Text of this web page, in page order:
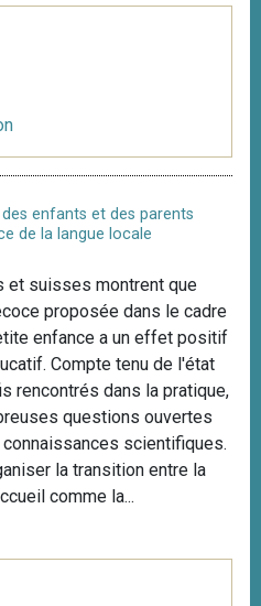
enfants et des parents
de la langue locale
et suisses montrent que
proposée dans le cadre
enfance a un effet positif
Compte tenu de l'état
rencontrés dans la pratique,
questions ouvertes
scientifiques.
la transition entre la
comme la...